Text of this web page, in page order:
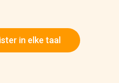
in elke taal